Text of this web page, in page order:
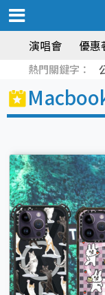
演唱會 優惠
熱門關鍵字：